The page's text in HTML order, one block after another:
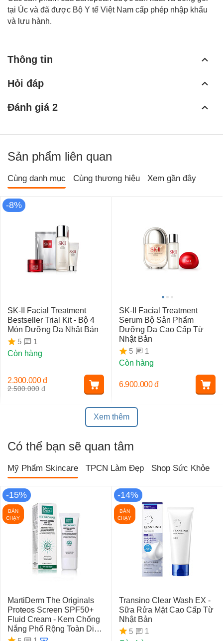
tại Úc và đã được Bộ Y tế Việt Nam cấp phép nhập khẩu
và lưu hành.
Thông tin
Hỏi đáp
Đánh giá 2
Sản phẩm liên quan
Cùng danh mục Cùng thương hiệu Xem gần đây
-8%
SK-II Facial Treatment
Bestseller Trial Kit - Bộ 4
Món Dưỡng Da Nhật Bản
5
1
Còn hàng
2.500.000 đ
2.300.000 đ
SK-II Facial Treatment
Serum Bộ Sản Phẩm
Dưỡng Da Cao Cấp Từ
Nhật Bản
5
1
Còn hàng
6.900.000 đ
Xem thêm
Có thể bạn sẽ quan tâm
Mỹ Phẩm Skincare TPCN Làm Đẹp Shop Sức Khỏe
-15%
BÁN
CHẠY
MartiDerm The Originals
Proteos Screen SPF50+
Fluid Cream - Kem Chống
Nắng Phổ Rộng Toàn Diện
Ngừa Lão Hóa, Nám Da
-14%
BÁN
CHẠY
Transino Clear Wash EX -
Sữa Rửa Mặt Cao Cấp Từ
Nhật Bản
5
1